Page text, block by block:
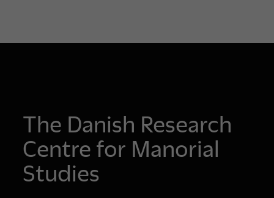
The Danish Research
Centre for Manorial
Studies